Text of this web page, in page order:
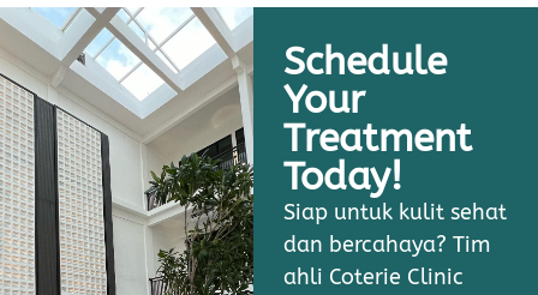
Schedule
Your
Treatment
Today!
Siap untuk kulit sehat
dan bercahaya? Tim
ahli Coterie Clinic